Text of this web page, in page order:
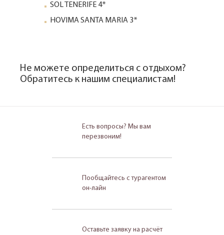
SOL TENERIFE 4*
HOVIMA SANTA MARIA 3*
Не можете определиться с отдыхом?
Обратитесь к нашим специалистам!
Есть вопросы? Мы вам
перезвоним!
Пообщайтесь с турагентом
он-лайн
Оставьте заявку на расчёт